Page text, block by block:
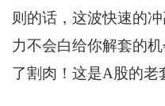
则的话，这波快速的
力不会白给你解套的
了割肉！这是A股的老